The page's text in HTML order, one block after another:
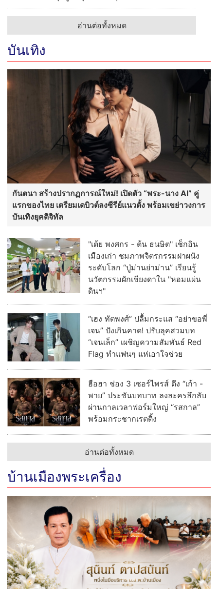
อ่านต่อทั้งหมด
บันเทิง
กันตนา สร้างปรากฏการณ์ใหม่! เปิดตัว “พระ-นาง AI” คู่
แรกของไทย เตรียมเดบิวต์ลงซีรีย์แนวตั้ง พร้อมเขย่าวงการ
บันเทิงยุคดิจิทัล
"เต้ย พงศกร - ต้น ธนษิต" เช็กอิน
เมืองเก่า ชมภาพจิตรกรรมฝาผนัง
ระดับโลก “ปู่ม่านย่าม่าน” เรียนรู้
นวัตกรรมผักเชียงดาใน "หอมแผ่น
ดินฯ"
“เฮง ทัตพงศ์” ปลื้มกระแส “อย่าขอพี่
เจน” ปังเกินคาด! ปรับลุคสวมบท
“เจนเล็ก” เผชิญความสัมพันธ์ Red
Flag ทำแฟนๆ แห่เอาใจช่วย
ฮือฮา ช่อง 3 เซอร์ไพรส์ ดึง “เก้า -
พาย” ประชันบทบาท ลงละครลึกลับ
ผ่านกาลเวลาฟอร์มใหญ่ “รสกาล”
พร้อมกระชากเรตติ้ง
อ่านต่อทั้งหมด
บ้านเมืองพระเครื่อง